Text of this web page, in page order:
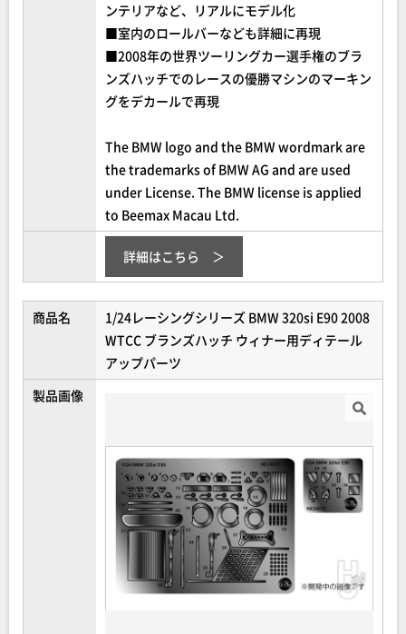
ンテリアなど、リアルにモデル化
■室内のロールバーなども詳細に再現
■2008年の世界ツーリングカー選手権のブラ
ンズハッチでのレースの優勝マシンのマーキン
グをデカールで再現
The BMW logo and the BMW wordmark are
the trademarks of BMW AG and are used
under License. The BMW license is applied
to Beemax Macau Ltd.
詳細はこちら
商品名
1/24レーシングシリーズ BMW 320si E90 2008
WTCC ブランズハッチ ウィナー用ディテール
アップパーツ
製品画像